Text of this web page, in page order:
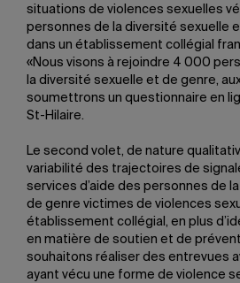
situations de violences sexuelles
personnes de la diversité sexuelle
dans un établissement collégial
«Nous visons à rejoindre 4 000
la diversité sexuelle et de genre,
soumettrons un questionnaire en
St-Hilaire.
Le second volet, de nature
variabilité des trajectoires de
services d’aide des personnes de
de genre victimes de violences
établissement collégial, en plus
en matière de soutien et de
souhaitons réaliser des entrevues
ayant vécu une forme de violence